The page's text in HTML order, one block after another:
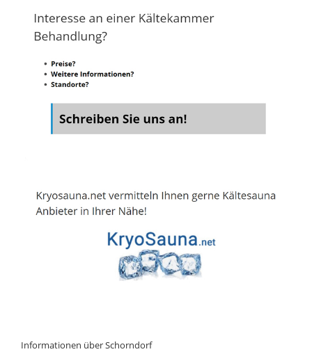
Informationen über Schorndorf